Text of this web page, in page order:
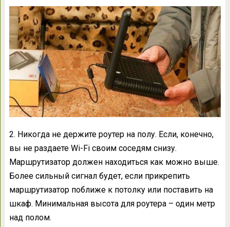
2. Никогда не держите роутер на полу. Если, конечно,
вы не раздаете Wi-Fi своим соседям снизу.
Маршрутизатор должен находиться как можно выше.
Более сильный сигнал будет, если прикрепить
маршрутизатор поближе к потолку или поставить на
шкаф. Минимальная высота для роутера – один метр
над полом.